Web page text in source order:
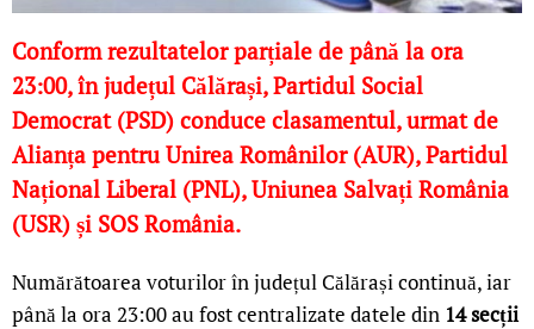
Conform rezultatelor parțiale de până la ora
23:00, în județul Călărași, Partidul Social
Democrat (PSD) conduce clasamentul, urmat de
Alianța pentru Unirea Românilor (AUR), Partidul
Național Liberal (PNL), Uniunea Salvați România
(USR) și SOS România.
Numărătoarea voturilor în județul Călărași continuă, iar
până la ora 23:00 au fost centralizate datele din 14 secții